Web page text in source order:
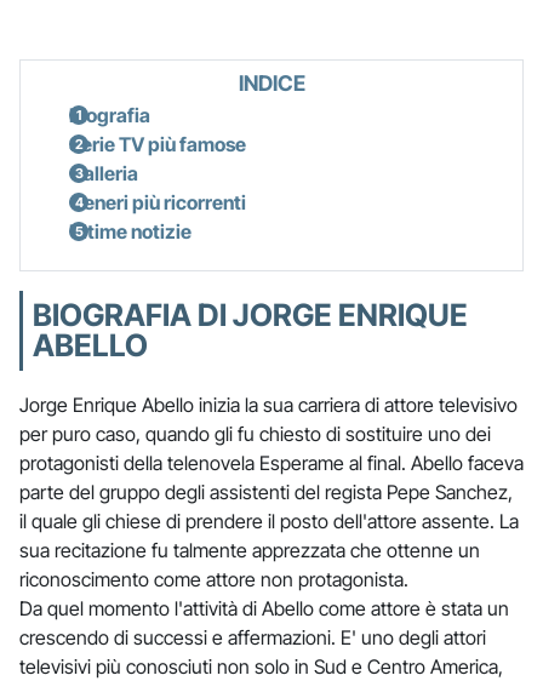
INDICE
Biografia
Serie TV più famose
Galleria
Generi più ricorrenti
Ultime notizie
BIOGRAFIA DI JORGE ENRIQUE
ABELLO
Jorge Enrique Abello inizia la sua carriera di attore televisivo
per puro caso, quando gli fu chiesto di sostituire uno dei
protagonisti della telenovela Esperame al final. Abello faceva
parte del gruppo degli assistenti del regista Pepe Sanchez,
il quale gli chiese di prendere il posto dell'attore assente. La
sua recitazione fu talmente apprezzata che ottenne un
riconoscimento come attore non protagonista.
Da quel momento l'attività di Abello come attore è stata un
crescendo di successi e affermazioni. E' uno degli attori
televisivi più conosciuti non solo in Sud e Centro America,